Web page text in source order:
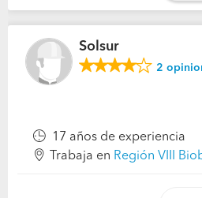
Solsur
2
17 años de experiencia
Trabaja en Región VIII